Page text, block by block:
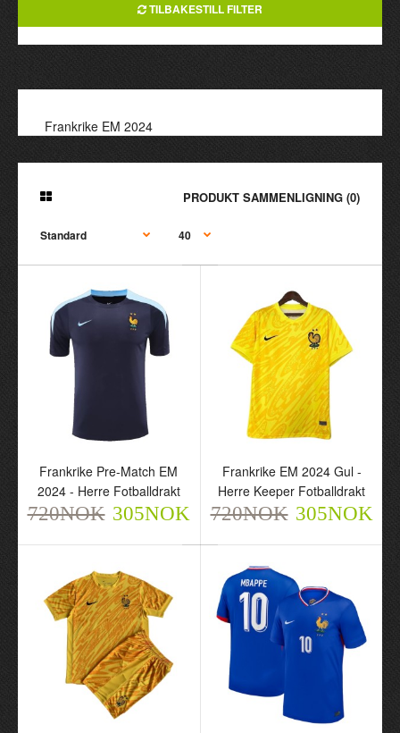
TILBAKESTILL FILTER
Frankrike EM 2024
PRODUKT SAMMENLIGNING (0)
2024 - Herre Fotballdrakt
720NOK 305NOK
Herre Keeper
Fotballdrakt
720NOK 305NOK
Frankrike Pre-Match EM
2024 - Herre Fotballdrakt
720NOK 305NOK
Frankrike EM 2024 Gul -
Herre Keeper Fotballdrakt
720NOK 305NOK